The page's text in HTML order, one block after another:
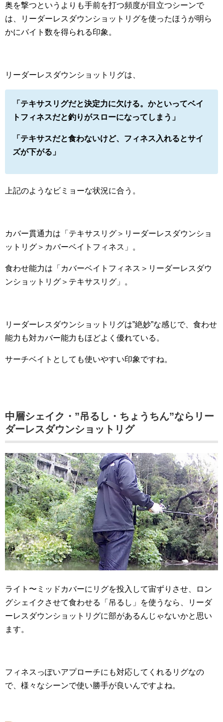
奥を撃つというよりも手前を打つ頻度が目立つシーンで
は、リーダーレスダウンショットリグを使ったほうが明ら
かにバイト数を得られる印象。
リーダーレスダウンショットリグは、
「テキサスリグだと決定力に欠ける。かといってベイ
トフィネスだと釣りがスローになってしまう」
「テキサスだと食わないけど、フィネス入れるとサイ
ズが下がる」
上記のようなビミョーな状況に合う。
カバー貫通力は「テキサスリグ＞リーダーレスダウンショ
ットリグ＞カバーベイトフィネス」。
食わせ能力は「カバーベイトフィネス＞リーダーレスダウ
ンショットリグ＞テキサスリグ」。
リーダーレスダウンショットリグは”絶妙”な感じで、食わせ
能力も対カバー能力もほどよく優れている。
サーチベイトとしても使いやすい印象ですね。
中層シェイク・”吊るし・ちょうちん”ならリー
ダーレスダウンショットリグ
ライト〜ミッドカバーにリグを投入して宙ずりさせ、ロン
グシェイクさせて食わせる「吊るし」を使うなら、リーダ
ーレスダウンショットリグに部があるんじゃないかと思い
ます。
フィネスっぽいアプローチにも対応してくれるリグなの
で、様々なシーンで使い勝手が良いんですよね。